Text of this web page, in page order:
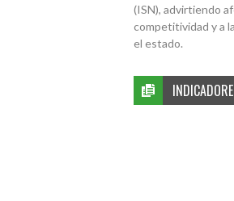
(ISN), advirtiendo
competitividad y a
el estado.